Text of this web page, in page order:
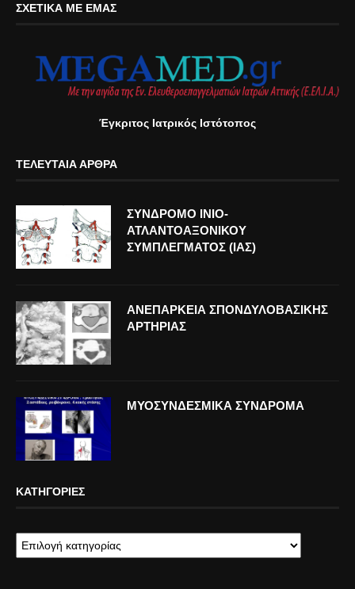
ΣΧΕΤΙΚΆ ΜΕ ΕΜΆΣ
Έγκριτος Ιατρικός Ιστότοπος
ΤΕΛΕΥΤΑΊΑ ΆΡΘΡΑ
ΣΥΝΔΡΟΜΟ ΙΝΙΟ-
ΑΤΛΑΝΤΟΑΞΟΝΙΚΟΥ
ΣΥΜΠΛΕΓΜΑΤΟΣ (ΙΑΣ)
ΑΝΕΠΑΡΚΕΙΑ ΣΠΟΝΔΥΛΟΒΑΣΙΚΗΣ
ΑΡΤΗΡΙΑΣ
ΜΥΟΣΥΝΔΕΣΜΙΚΑ ΣΥΝΔΡΟΜΑ
ΚΑΤΗΓΟΡΊΕΣ